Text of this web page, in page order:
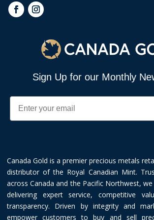
Sign Up for our Monthly
Email
Canada Gold is a premier precious metals
distributor of the Royal Canadian Mint.
across Canada and the Pacific Northwest,
delivering expert service, competitive
transparency. Driven by integrity and
empower customers to buy and sell